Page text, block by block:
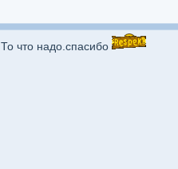
То что надо.спасибо